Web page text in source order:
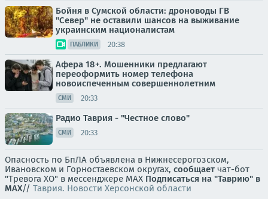
Бойня в Сумской области: дроноводы ГВ
"Север" не оставили шансов на выживание
украинским националистам
ПАБЛИКИ 20:38
Афера 18+. Мошенники предлагают
переоформить номер телефона
новоиспеченным совершеннолетним
СМИ 20:33
Радио Таврия - "Честное слово"
СМИ 20:33
Опасность по БпЛА объявлена в Нижнесерогозском,
Ивановском и Горностаевском округах, сообщает чат-бот
"Тревога ХО" в мессенджере MAX Подписаться на "Таврию" в
MAX// Таврия. Новости Херсонской области